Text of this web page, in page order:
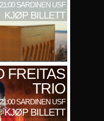
SARDINEN USF
KJØP BILLETT
FREITAS
TRIO
SARDINEN USF
KJØP BILLETT